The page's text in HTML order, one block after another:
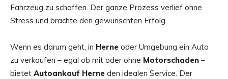
Fahrzeug zu schaffen. Der ganze Prozess verlief ohne
Stress und brachte den gewünschten Erfolg.
Wenn es darum geht, in Herne oder Umgebung ein Auto
zu verkaufen – egal ob mit oder ohne Motorschaden –
bietet Autoankauf Herne den idealen Service. Der